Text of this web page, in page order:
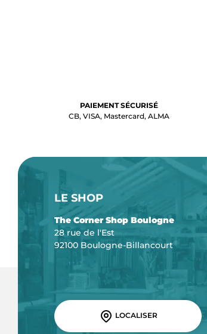
PAIEMENT SÉCURISÉ
CB, VISA, Mastercard, ALMA
LE SHOP
The Corner Shop Boulogne
28 rue de l'Est
92100 Boulogne-Billancourt
LOCALISER